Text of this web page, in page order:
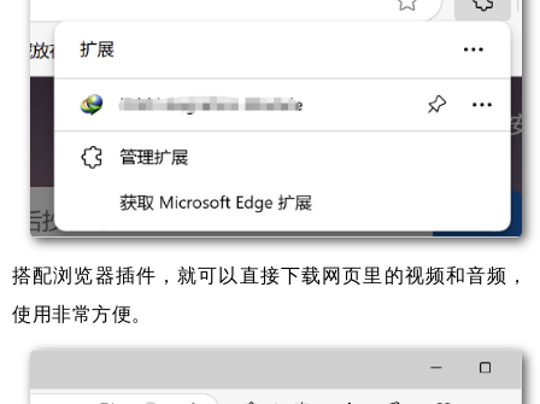
搭配浏览器插件，就可以直接下载网页里的视频和音频，
使用非常方便。